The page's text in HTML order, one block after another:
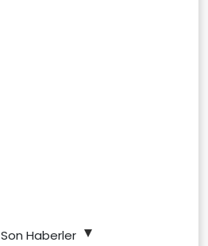
Son Haberler